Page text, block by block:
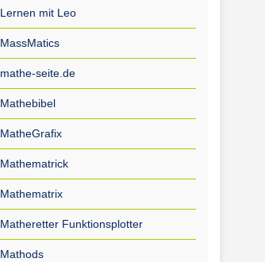
Lernen mit Leo
MassMatics
mathe-seite.de
Mathebibel
MatheGrafix
Mathematrick
Mathematrix
Matheretter Funktionsplotter
Mathods